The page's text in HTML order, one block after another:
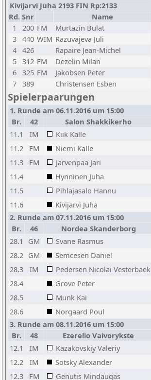
Kivijarvi Juha 2193 FIN Rp:2133
Rd. Snr Name
1
200 FM Murtazin Bulat
3 440 WIM Razuvajeva Juli
4 426 Rapaire Jean-Michel
5 312 FM Dezelin Milan
6 325 FM Jakobsen Peter
7 389 Christensen Esben
Spielerpaarungen
1. Runde am 06.11.2016 um 15:00
Br.
42 Salon Shakkikerho
11.1
IM Kiik Kalle
11.2
FM Niemi Kalle
11.3
FM Jarvenpaa Jari
11.4
Hynninen Juha
11.5
Pihlajasalo Hannu
11.6
Kivijarvi Juha
2. Runde am 07.11.2016 um 15:00
Br.
46 Nordea Skanderborg
28.1
GM Svane Rasmus
28.2 GM Semcesen Daniel
28.3
IM Pedersen Nicolai Vesterbaek
28.4
Grove Peter
28.5
Munk Kai
28.6
Norgaard Poul
3. Runde am 08.11.2016 um 15:00
Br.
48 Ezerelio Vaivorykste
12.1
IM Kazakovskiy Valeriy
12.2
IM Sotsky Alexander
12.3
FM Genutis Mindaugas